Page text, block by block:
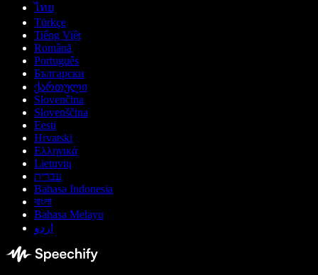
ไทย
Türkçe
Tiếng Việt
Română
Português
Български
ქართული
Slovenčina
Slovenščina
Eesti
Hrvatski
Ελληνικά
Lietuvių
עברית
Bahasa Indonesia
বাংলা
Bahasa Melayu
اردو